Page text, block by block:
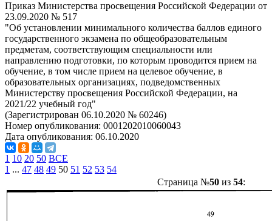
Приказ Министерства просвещения Российской Федерации от
23.09.2020 № 517
"Об установлении минимального количества баллов единого
государственного экзамена по общеобразовательным
предметам, соответствующим специальности или
направлению подготовки, по которым проводится прием на
обучение, в том числе прием на целевое обучение, в
образовательных организациях, подведомственных
Министерству просвещения Российской Федерации, на
2021/22 учебный год"
(Зарегистрирован 06.10.2020 № 60246)
Номер опубликования: 0001202010060043
Дата опубликования: 06.10.2020
1 10 20 50 ВСЕ
1 ... 47 48 49 50 51 52 53 54
Страница №50из 54: